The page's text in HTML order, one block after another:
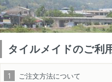
タイルメイドのご利
ご注文方法について